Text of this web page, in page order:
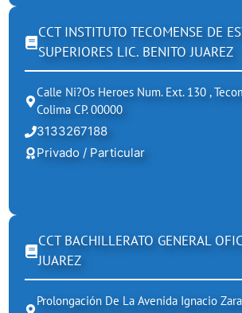
CCT INSTITUTO TECOMENSE DE
SUPERIORES LIC. BENITO JUAREZ
Calle Ni?os Heroes Num. Ext. 130 ,
Colima CP. 00000
3133267188
Privado / Particular
CCT BACHILLERATO GENERAL
JUAREZ
Prolongación De La Avenida Ignacio